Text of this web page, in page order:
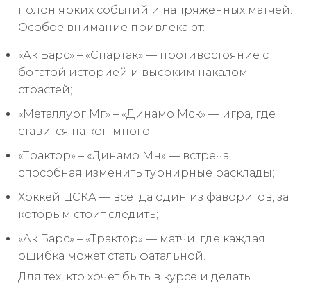
полон ярких событий и напряженных матчей.
Особое внимание привлекают:
«Ак Барс» – «Спартак» — противостояние с
богатой историей и высоким накалом
страстей;
«Металлург Мг» – «Динамо Мск» — игра, где
ставится на кон много;
«Трактор» – «Динамо Мн» — встреча,
способная изменить турнирные расклады;
Хоккей ЦСКА — всегда один из фаворитов, за
которым стоит следить;
«Ак Барс» – «Трактор» — матчи, где каждая
ошибка может стать фатальной.
Для тех, кто хочет быть в курсе и делать